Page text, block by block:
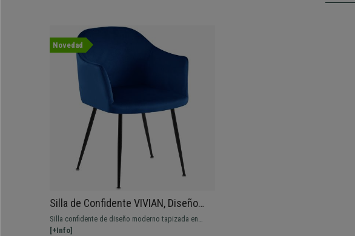
Novedad
Silla de Confidente VIVIAN, Diseño
moderno, en Terciopelo color Azul
Silla confidente de diseño moderno tapizada en
suave terciopelo. Ofrece una excelente comodidad,
[+Info]